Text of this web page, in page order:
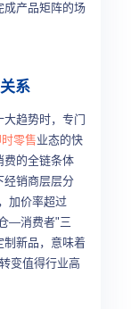
成产品矩阵的场
系
趋势时，专门
时零售业态的快
费的全链条体
经销商层层分
加价率超过
—消费者"三
制新品，意味着
变值得行业高